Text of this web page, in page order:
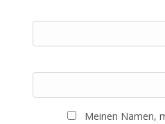
Meinen Namen,